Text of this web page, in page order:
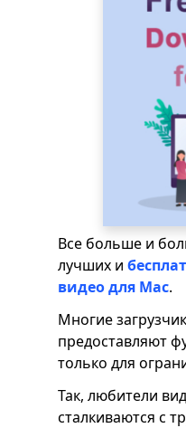
Все больше и
лучших и
видео для Mac.
Многие
предоставляют
только для
Так, любители
сталкиваются с